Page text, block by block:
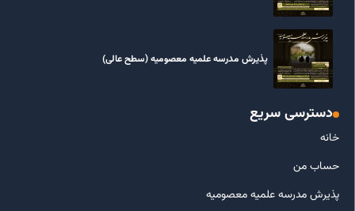
پذیرش مدرسه علمیه معصومیه‌ (سطح عالی)
دسترسی سریع
خانه
حساب من
پذیرش مدرسه علمیه معصومیه